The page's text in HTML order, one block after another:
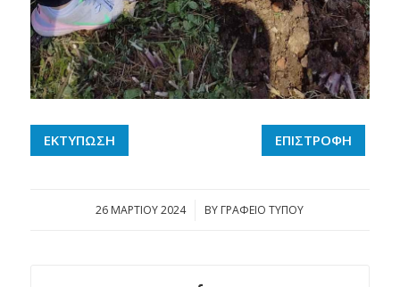
ΕΚΤΥΠΩΣΗ ΕΠΙΣΤΡΟΦΗ
26 ΜΑΡΤΊΟΥ 2024
/ BY ΓΡΑΦΕΙΟ ΤΥΠΟΥ